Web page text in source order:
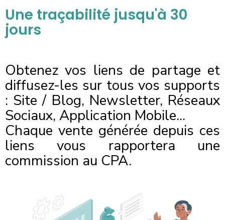
Une traçabilité jusqu'à 30
jours
Obtenez vos liens de partage et
diffusez-les sur tous vos supports
: Site / Blog, Newsletter, Réseaux
Sociaux, Application Mobile...
Chaque vente générée depuis ces
liens vous rapportera une
commission au CPA.